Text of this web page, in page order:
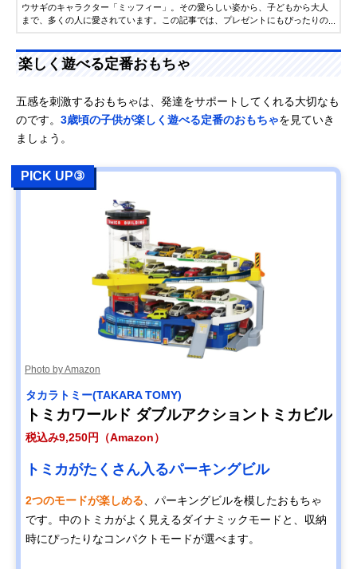
ウサギのキャラクター「ミッフィー」。その愛らしい姿から、子どもから大人
まで、多くの人に愛されています。この記事では、プレゼントにもぴったりの
楽しく遊べる定番おもちゃ
五感を刺激するおもちゃは、発達をサポートしてくれる大切なも
のです。 3歳頃の子供が楽しく遊べる定番のおもちゃを見ていき
ましょう。
PICK UP③
Photo by Amazon
タカラトミー(TAKARA TOMY)
トミカワールド ダブルアクショントミカビル
税込み9,250円（Amazon）
トミカがたくさん入るパーキングビル
2つのモードが楽しめる 、パーキングビルを模したおもちゃ
です。中のトミカがよく見えるダイナミックモードと、収納
時にぴったりなコンパクトモードが選べます。